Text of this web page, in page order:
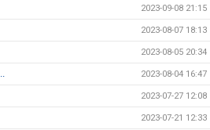
2023-09-08 21:15
2023-08-07 18:13
2023-08-05 20:34
2023-08-04 16:47
2023-07-27 12:08
2023-07-21 12:33